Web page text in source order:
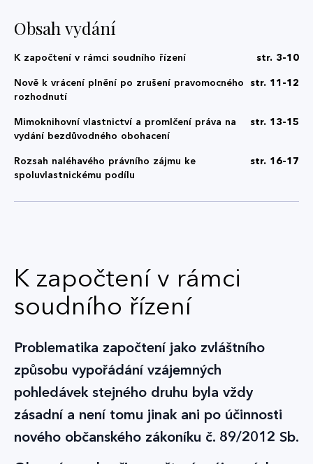
Obsah vydání
K započtení v rámci soudního řízení
str. 3-10
Nově k vrácení plnění po zrušení pravomocného
rozhodnutí
str. 11-12
Mimoknihovní vlastnictví a promlčení práva na
vydání bezdůvodného obohacení
str. 13-15
Rozsah naléhavého právního zájmu ke
spoluvlastnickému podílu
str. 16-17
K započtení v rámci
soudního řízení
Problematika započtení jako zvláštního
způsobu vypořádání vzájemných
pohledávek stejného druhu byla vždy
zásadní a není tomu jinak ani po účinnosti
nového občanského zákoníku č. 89/2012 Sb.